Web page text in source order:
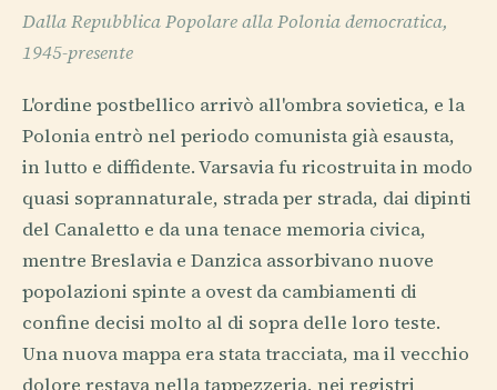
Dalla Repubblica Popolare alla Polonia democratica,
1945-presente
L'ordine postbellico arrivò all'ombra sovietica, e la
Polonia entrò nel periodo comunista già esausta,
in lutto e diffidente. Varsavia fu ricostruita in modo
quasi soprannaturale, strada per strada, dai dipinti
del Canaletto e da una tenace memoria civica,
mentre Breslavia e Danzica assorbivano nuove
popolazioni spinte a ovest da cambiamenti di
confine decisi molto al di sopra delle loro teste.
Una nuova mappa era stata tracciata, ma il vecchio
dolore restava nella tappezzeria, nei registri